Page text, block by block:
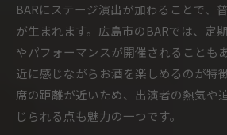
会話が弾むBARステージの
広島市BARで快適に過ごす
大人の夜にぴったりなBAR
BARステージでの接客やサ
華やかなステージが夜を変える
BARにステージ演出が加わることで、
が生まれます。広島市のBARでは、定
やパフォーマンスが開催されることも
近に感じながらお酒を楽しめるのが特
席の距離が近いため、出演者の熱気や
じられる点も魅力の一つです。